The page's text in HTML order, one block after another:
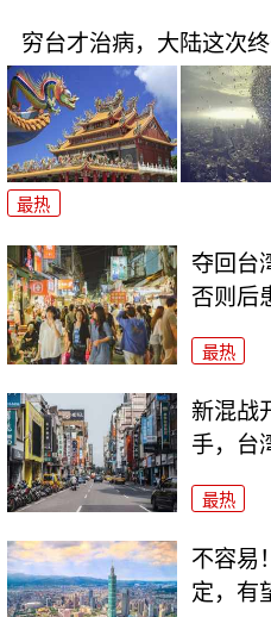
穷台才治病，大陆这次
最热
夺回台
否则后
最热
新混战
手，台
最热
不容易
定，有